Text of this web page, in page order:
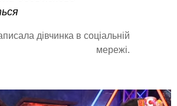
дівчинка в соціальній
мережі.